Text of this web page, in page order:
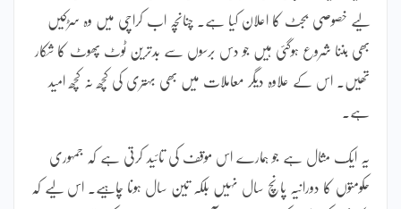
لیے خصوصی بجٹ کا اعلان کیا ہے۔ چنانچہ اب کراچی میں وہ سڑکیں
بھی بننا شروع ہوگئی ہیں جو دس برسوں سے بدترین ٹوٹ پھوٹ کا شکار
تھیں۔ اس کے علاوہ دیگر معاملات میں بھی بہتری کی کچھ نہ کچھ امید
ہے۔
یہ ایک مثال ہے جو ہمارے اس موقف کی تائید کرتی ہے کہ جمہوری
حکومتوں کا دورانیہ پانچ سال نہیں بلکہ تین سال ہونا چاہیے۔ اس لیے کہ